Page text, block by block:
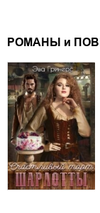
РОМАНЫ и